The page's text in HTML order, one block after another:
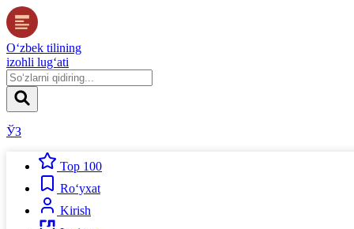
O‘zbek tilining
izohli lug‘ati
ЎЗ
Top 100
Ro‘yxat
Kirish